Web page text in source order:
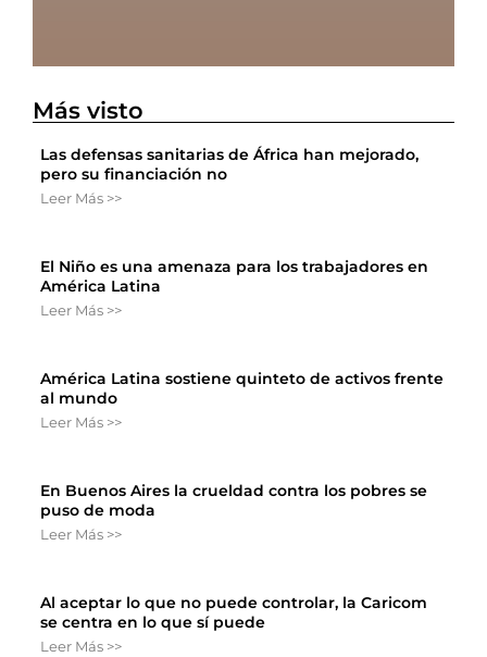
Más visto
Las defensas sanitarias de África han mejorado,
pero su financiación no
Leer Más >>
El Niño es una amenaza para los trabajadores en
América Latina
Leer Más >>
América Latina sostiene quinteto de activos frente
al mundo
Leer Más >>
En Buenos Aires la crueldad contra los pobres se
puso de moda
Leer Más >>
Al aceptar lo que no puede controlar, la Caricom
se centra en lo que sí puede
Leer Más >>